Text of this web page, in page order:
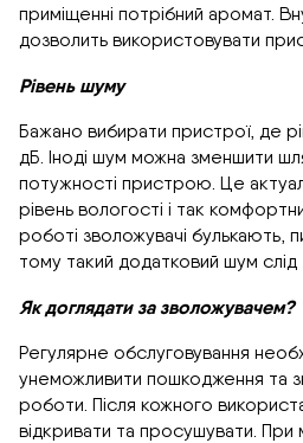
приміщенні потрібний аромат.
дозволить використовувати
Рівень шуму
Бажано вибирати пристрої, де
дБ. Іноді шум можна зменшити
потужності пристрою. Це
рівень вологості і так
роботі зволожувачі булькають,
тому такий додатковий шум слід
Як доглядати за зволожувачем?
Регулярне обслуговування
унеможливити пошкодження та
роботи. Після кожного
відкривати та просушувати.